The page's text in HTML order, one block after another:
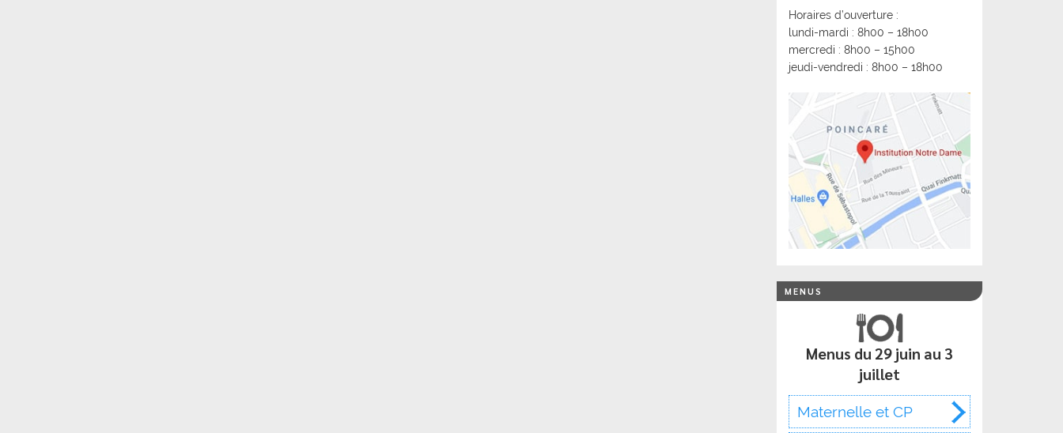
Horaires d’ouverture :
lundi-mardi : 8h00 – 18h00
mercredi : 8h00 – 15h00
jeudi-vendredi : 8h00 – 18h00
MENUS
Menus du 29 juin au 3
juillet
Maternelle et CP